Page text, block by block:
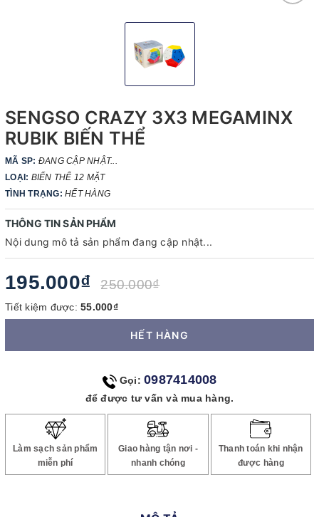
SENGSO CRAZY 3X3 MEGAMINX
RUBIK BIẾN THỂ
MÃ SP: ĐANG CẬP NHẬT...
LOẠI: BIẾN THỂ 12 MẶT
TÌNH TRẠNG: HẾT HÀNG
THÔNG TIN SẢN PHẨM
Nội dung mô tả sản phẩm đang cập nhật...
195.000₫ 250.000₫
Tiết kiệm được: 55.000₫
HẾT HÀNG
Gọi: 0987414008
để được tư vấn và mua hàng.
Làm sạch sản phẩm
miễn phí
Giao hàng tận nơi -
nhanh chóng
Thanh toán khi nhận
được hàng